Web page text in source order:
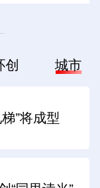
创 城市
”将成型